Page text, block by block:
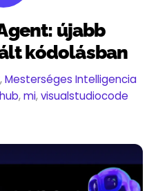
újabb
kódolásban
,Mesterséges Intelligencia
,mi,visualstudiocode